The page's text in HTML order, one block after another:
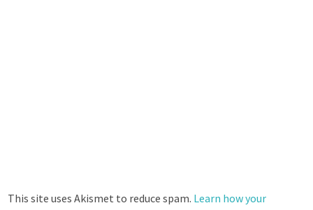
This site uses Akismet to reduce spam. Learn how your